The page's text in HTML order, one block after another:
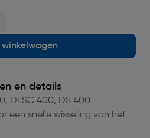
winkelwagen
en details
DTSC 400, DS 400
een snelle wisseling van het